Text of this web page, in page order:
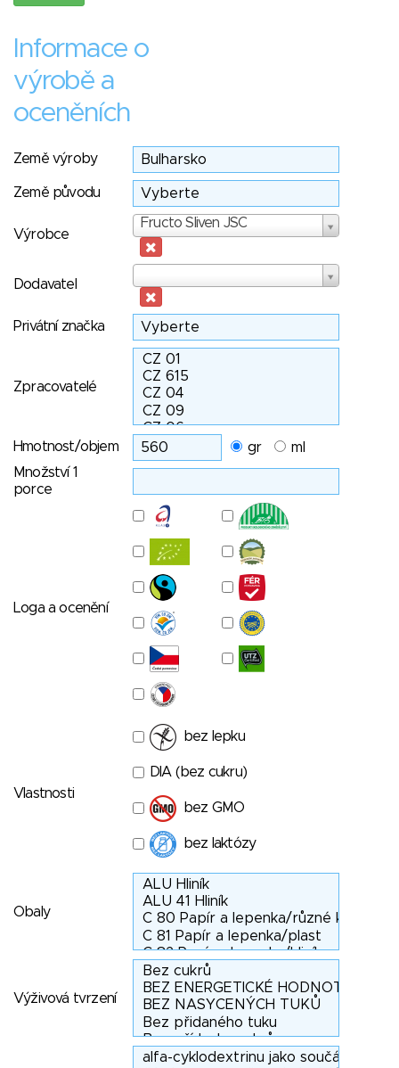
Informace o
výrobě a
oceněních
Země výroby
Země původu
Výrobce
Fructo Sliven JSC
Výrobce
Dodavatel
Privátní značka
Zpracovatelé
Hmotnost/objem gr
ml
Množství 1
porce
Loga a ocenění
Vlastnosti
bez lepku
DIA (bez cukru)
bez GMO
bez laktózy
Obaly
Výživová tvrzení